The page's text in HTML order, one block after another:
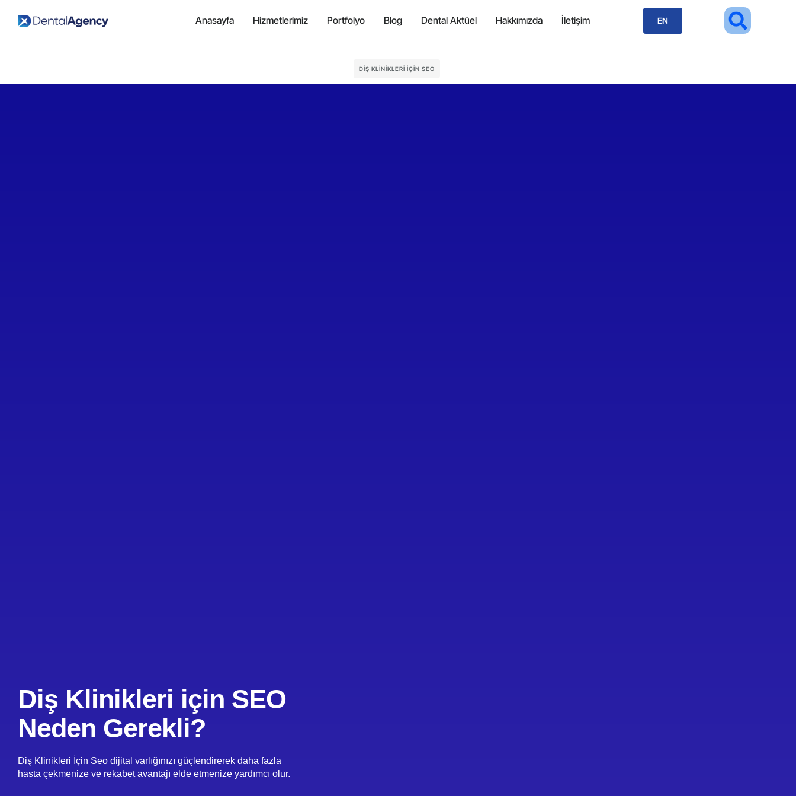
Anasayfa Hizmetlerimiz Portfolyo Blog Dental Aktüel Hakkımızda İletişim EN
DIŞ KLINIKLERI IÇIN SEO
Diş Klinikleri için SEO
Neden Gerekli?
Diş Klinikleri İçin Seo dijital varlığınızı güçlendirerek daha fazla
hasta çekmenize ve rekabet avantajı elde etmenize yardımcı olur.